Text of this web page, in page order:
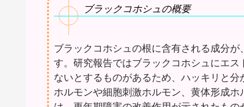
ブラックコホシュの概要
ブラックコホシュの根に含有される成分
す。研究報告ではブラックコホシュにエ
ないとするものがあるため、ハッキリと
ホルモンや細胞刺激ホルモン、黄体形成